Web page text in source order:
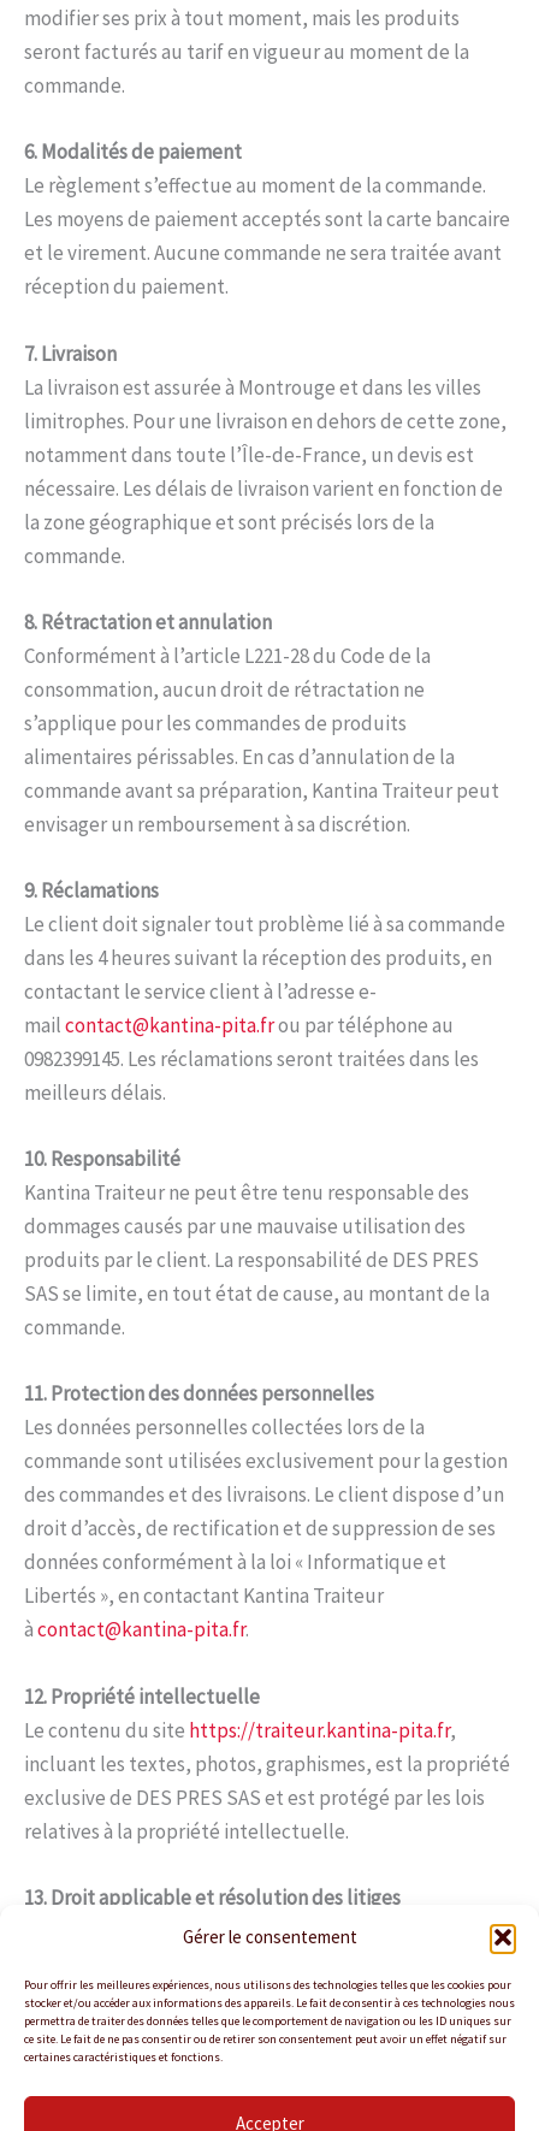
Gérer le consentement
Pour offrir les meilleures expériences, nous utilisons des technologies telles que les cookies pour
stocker et/ou accéder aux informations des appareils. Le fait de consentir à ces technologies nous
permettra de traiter des données telles que le comportement de navigation ou les ID uniques sur
ce site. Le fait de ne pas consentir ou de retirer son consentement peut avoir un effet négatif sur
certaines caractéristiques et fonctions.
Accepter
modifier ses prix à tout moment, mais les produits
seront facturés au tarif en vigueur au moment de la
commande.
6. Modalités de paiement
Le règlement s’effectue au moment de la commande.
Les moyens de paiement acceptés sont la carte bancaire
et le virement. Aucune commande ne sera traitée avant
réception du paiement.
7. Livraison
La livraison est assurée à Montrouge et dans les villes
limitrophes. Pour une livraison en dehors de cette zone,
notamment dans toute l’Île-de-France, un devis est
nécessaire. Les délais de livraison varient en fonction de
la zone géographique et sont précisés lors de la
commande.
8. Rétractation et annulation
Conformément à l’article L221-28 du Code de la
consommation, aucun droit de rétractation ne
s’applique pour les commandes de produits
alimentaires périssables. En cas d’annulation de la
commande avant sa préparation, Kantina Traiteur peut
envisager un remboursement à sa discrétion.
9. Réclamations
Le client doit signaler tout problème lié à sa commande
dans les 4 heures suivant la réception des produits, en
contactant le service client à l’adresse e-
mailcontact@kantina-pita.frou par téléphone au
0982399145. Les réclamations seront traitées dans les
meilleurs délais.
10. Responsabilité
Kantina Traiteur ne peut être tenu responsable des
dommages causés par une mauvaise utilisation des
produits par le client. La responsabilité de DES PRES
SAS se limite, en tout état de cause, au montant de la
commande.
11. Protection des données personnelles
Les données personnelles collectées lors de la
commande sont utilisées exclusivement pour la gestion
des commandes et des livraisons. Le client dispose d’un
droit d’accès, de rectification et de suppression de ses
données conformément à la loi « Informatique et
Libertés », en contactant Kantina Traiteur
àcontact@kantina-pita.fr.
12. Propriété intellectuelle
Le contenu du site https://traiteur.kantina-pita.fr,
incluant les textes, photos, graphismes, est la propriété
exclusive de DES PRES SAS et est protégé par les lois
relatives à la propriété intellectuelle.
13. Droit applicable et résolution des litiges
Les présentes CGV sont régies par la législation française.
solution amiable avant d’envisager tout recours
judiciaire devant les tribunaux compétents du ressort
du siège social de DES PRES SAS.
Politique de confidentialité